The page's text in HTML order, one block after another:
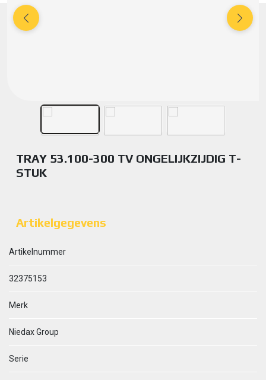
TRAY 53.100-300 TV ONGELIJKZIJDIG T-
STUK
Artikelgegevens
Artikelnummer
32375153
Merk
Niedax Group
Serie